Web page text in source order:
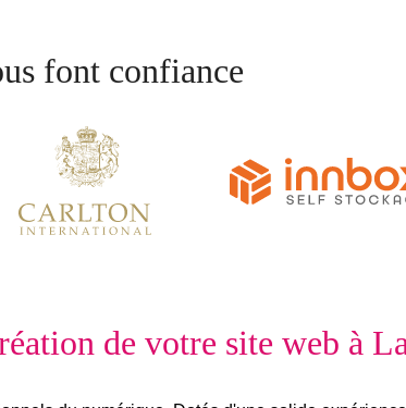
font confiance
de votre site web à